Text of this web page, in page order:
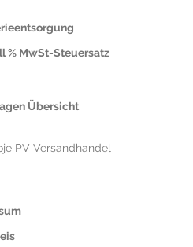
% MwSt-Steuersatz
Übersicht
PV Versandhandel